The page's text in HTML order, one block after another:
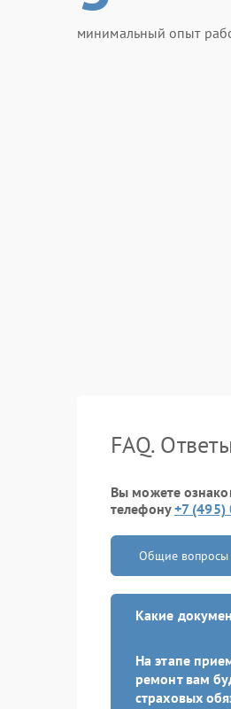
минимальный опыт
FAQ.
Вы можете
телефону+7
Общие вопросы
Какие
На этапе
ремонт вам
страховых